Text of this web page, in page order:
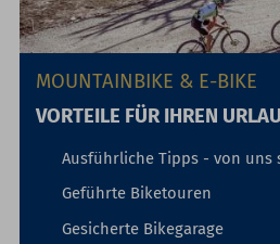
MOUNTAINBIKE & E-BIKE
VORTEILE FÜR IHREN
Ausführliche Tipps - von uns
Geführte Biketouren
Gesicherte Bikegarage